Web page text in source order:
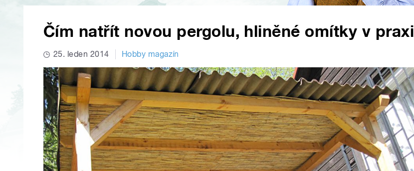
Čím natřít novou pergolu, hliněné omítky v praxi
25. leden 2014 Hobby magazín